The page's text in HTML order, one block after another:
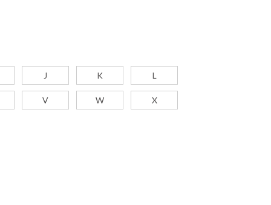
J K L
V W X